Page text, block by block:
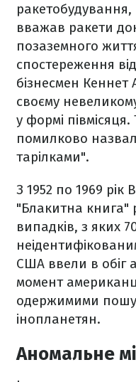
вважав ракети
позаземного
спостереження
бізнесмен
своєму
у формі півмісяця.
помилково
тарілками".
З 1952 по 1969
"Блакитна книга"
випадків, з яких
США ввели в обіг
момент
одержимими
інопланетян.
Аномальне